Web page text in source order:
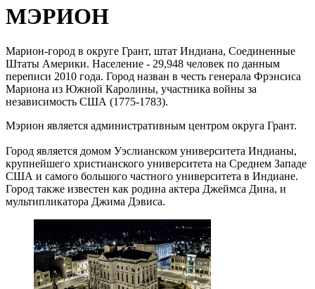
МЭРИОН
Марион-город в округе Грант, штат Индиана, Соединенные
Штаты Америки. Население - 29,948 человек по данным
переписи 2010 года. Город назван в честь генерала Фрэнсиса
Мариона из Южной Каролины, участника войны за
независимость США (1775-1783).
Мэрион является административным центром округа Грант.
Город является домом Уэслианском университета Индианы,
крупнейшего христианского университета на Среднем Западе
США и самого большого частного университета в Индиане.
Город также известен как родина актера Джеймса Дина, и
мультипликатора Джима Дэвиса.